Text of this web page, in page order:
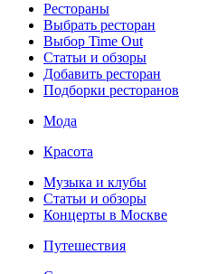
Рестораны
Выбрать ресторан
Выбор Time Out
Статьи и обзоры
Добавить ресторан
Подборки ресторанов
Мода
Красота
Музыка и клубы
Статьи и обзоры
Концерты в Москве
Путешествия